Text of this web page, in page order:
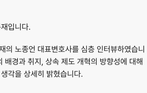
입니다.
의 노종언 대표변호사를 심층 인터뷰하였습니
배경과 취지, 상속 제도 개혁의 방향성에 대해
각을 상세히 밝혔습니다.